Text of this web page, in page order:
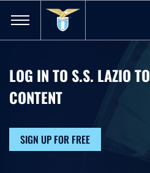
LOG IN TO S.S. LAZIO
CONTENT
SIGN UP FOR FREE